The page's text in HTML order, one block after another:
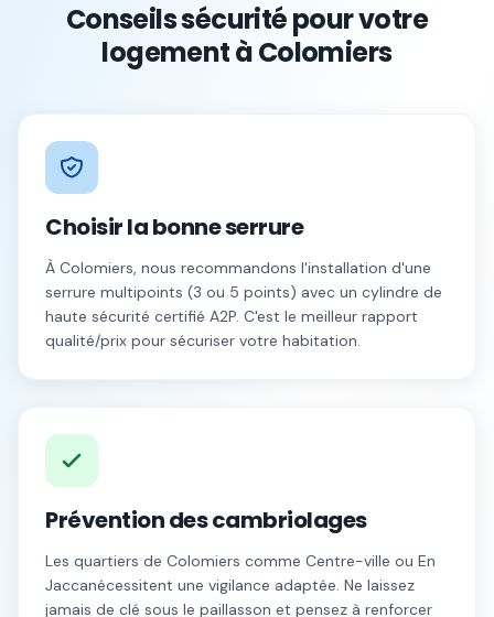
Conseils sécurité pour votre
logement àColomiers
Choisir la bonne serrure
À Colomiers, nous recommandons l'installation d'une
serrure multipoints (3 ou 5 points) avec un cylindre de
haute sécurité certifié A2P. C'est le meilleur rapport
qualité/prix pour sécuriser votre habitation.
Prévention des cambriolages
Les quartiers de Colomiers comme Centre-ville ou En
Jaccanécessitent une vigilance adaptée. Ne laissez
jamais de clé sous le paillasson et pensez à renforcer